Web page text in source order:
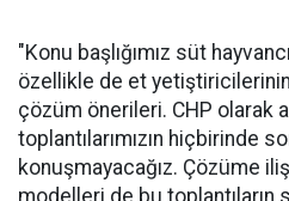
"Konu başlığımız süt
özellikle de et yetiştiricilerinin
çözüm önerileri. CHP olarak
toplantılarımızın hiçbirinde
konuşmayacağız. Çözüme